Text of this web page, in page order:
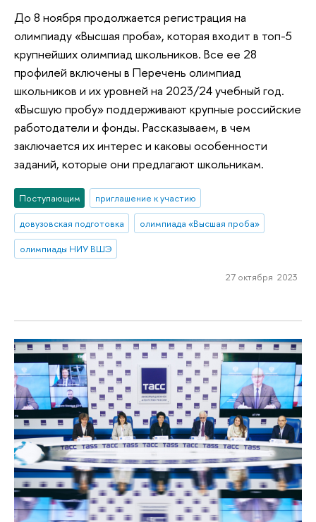
До 8 ноября продолжается регистрация на
олимпиаду «Высшая проба», которая входит в топ-5
крупнейших олимпиад школьников. Все ее 28
профилей включены в Перечень олимпиад
школьников и их уровней на 2023/24 учебный год.
«Высшую пробу» поддерживают крупные российские
работодатели и фонды. Рассказываем, в чем
заключается их интерес и каковы особенности
заданий, которые они предлагают школьникам.
Поступающим
приглашение к участию
довузовская подготовка
олимпиада «Высшая проба»
олимпиады НИУ ВШЭ
27 октября 2023